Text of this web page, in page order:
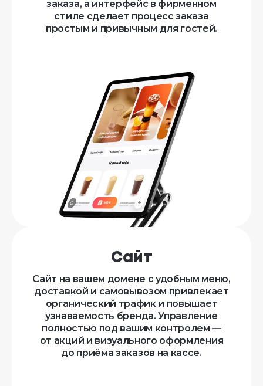
заказа, а интерфейс в фирменном
стиле сделает процесс заказа
простым и привычным для гостей.
Сайт
Сайт на вашем домене с удобным меню,
доставкой и самовывозом привлекает
органический трафик и повышает
узнаваемость бренда. Управление
полностью под вашим контролем —
от акций и визуального оформления
до приёма заказов на кассе.